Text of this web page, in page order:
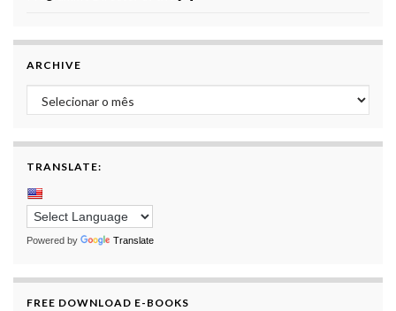
ARCHIVE
Archive
TRANSLATE:
Powered by Translate
FREE DOWNLOAD E-BOOKS